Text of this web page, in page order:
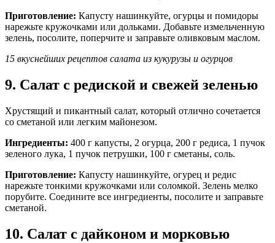
Приготовление: Капусту нашинкуйте, огурцы и помидоры
нарежьте кружочками или дольками. Добавьте измельченную
зелень, посолите, поперчите и заправьте оливковым маслом.
15 вкуснейших рецептов салата из кукурузы и огурцов
9. Салат с редиской и свежей зеленью
Хрустящий и пикантный салат, который отлично сочетается
со сметаной или легким майонезом.
Ингредиенты: 400 г капусты, 2 огурца, 200 г редиса, 1 пучок
зеленого лука, 1 пучок петрушки, 100 г сметаны, соль.
Приготовление: Капусту нашинкуйте, огурец и редис
нарежьте тонкими кружочками или соломкой. Зелень мелко
порубите. Соедините все ингредиенты, посолите и заправьте
сметаной.
10. Салат с дайконом и морковью